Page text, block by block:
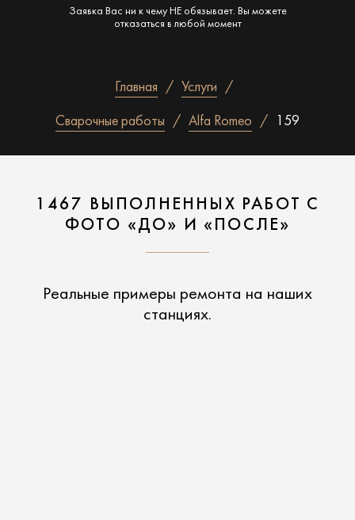
Заявка Вас ни к чему НЕ обязывает. Вы можете
отказаться в любой момент
Главная Услуги
Сварочные работы Alfa Romeo 159
1467 ВЫПОЛНЕННЫХ РАБОТ С
ФОТО «ДО» И «ПОСЛЕ»
Реальные примеры ремонта на наших
станциях.